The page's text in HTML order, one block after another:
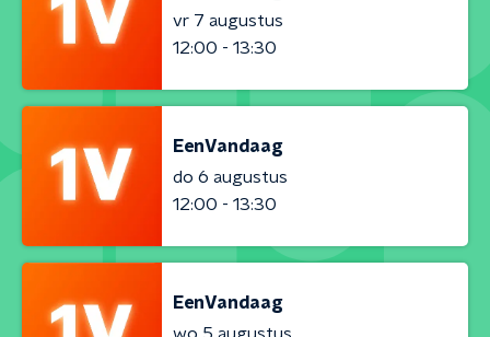
vr 7 augustus
12:00 - 13:30
EenVandaag
do 6 augustus
12:00 - 13:30
EenVandaag
wo 5 augustus